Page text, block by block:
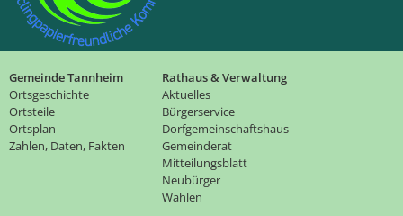
Gemeinde Tannheim
Ortsgeschichte
Ortsteile
Ortsplan
Zahlen, Daten, Fakten
Rathaus & Verwaltung
Aktuelles
Bürgerservice
Dorfgemeinschaftshaus
Gemeinderat
Mitteilungsblatt
Neubürger
Wahlen